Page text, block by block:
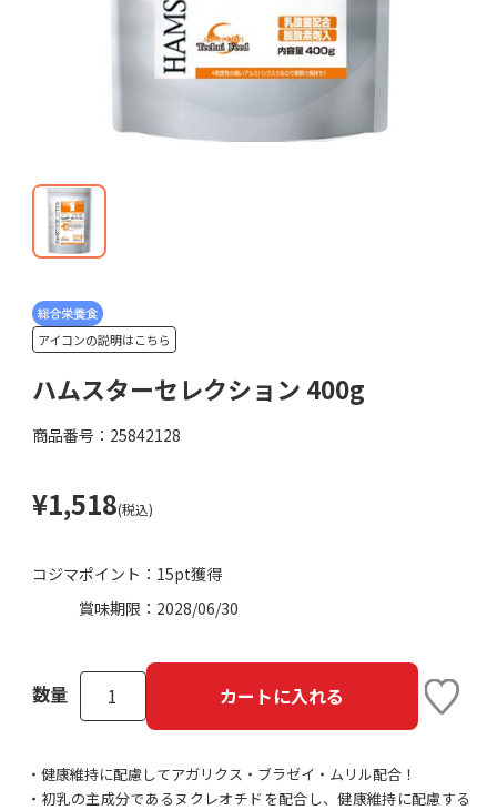
アイコンの説明はこちら
ハムスターセレクション 400g
商品番号：25842128
¥1,518(税込)
コジマポイント： 15pt獲得
賞味期限： 2028/06/30
数量 カートに入れる
・健康維持に配慮してアガリクス・ブラゼイ・ムリル配合！
・初乳の主成分であるヌクレオチドを配合し、健康維持に配慮する